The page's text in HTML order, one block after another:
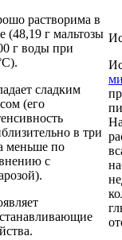
растворима в
(48,19 г мальтозы
г воды при
сладким
(его
в три
меньше по
с